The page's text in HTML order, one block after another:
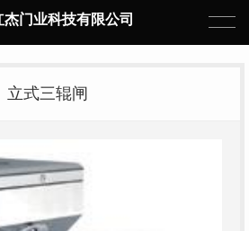
杰门业科技有限公司
立式三辊闸